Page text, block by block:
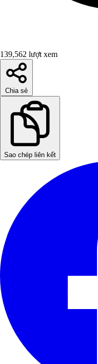
139,562 lượt xem
Chia sẻ
Sao chép liên kết